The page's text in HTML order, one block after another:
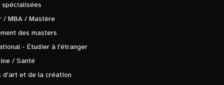
spécialisées
/ MBA / Mastère
des masters
- Étudier à l'étranger
/ Santé
d'art et de la création